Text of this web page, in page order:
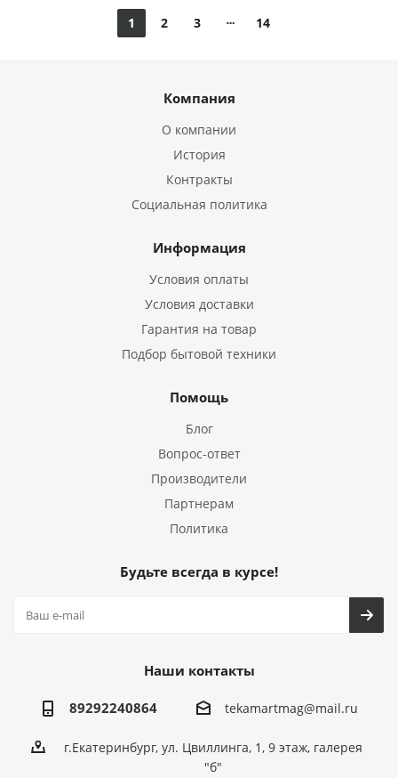
1 2 3 14
Компания
О компании
История
Контракты
Социальная политика
Информация
Условия оплаты
Условия доставки
Гарантия на товар
Подбор бытовой техники
Помощь
Блог
Вопрос-ответ
Производители
Партнерам
Политика
Будьте всегда в курсе!
Наши контакты
89292240864 tekamartmag@mail.ru
г.Екатеринбург, ул. Цвиллинга, 1, 9 этаж, галерея
"б"